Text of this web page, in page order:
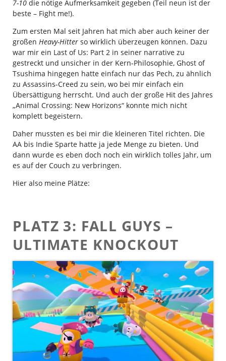
7-10 die nötige Aufmerksamkeit gegeben (Teil neun ist der
beste – Fight me!).
Zum ersten Mal seit Jahren hat mich aber auch keiner der
großen Heavy-Hitter so wirklich überzeugen können. Dazu
war mir ein Last of Us: Part 2 in seiner narrative zu
gestreckt und unsicher in der Kern-Philosophie, Ghost of
Tsushima hingegen hatte einfach nur das Pech, zu ähnlich
zu Assassins-Creed zu sein, wo bei mir einfach ein
Übersättigung herrscht. Und auch der große Hit des Jahres
„Animal Crossing: New Horizons“ konnte mich nicht
komplett begeistern.
Daher mussten es bei mir die kleineren Titel richten. Die
AA bis Indie Sparte hatte ja jede Menge zu bieten. Und
dann wurde es eben doch noch ein wirklich tolles Jahr, um
es auf der Couch zu verbringen.
Hier also meine Plätze:
PLATZ 3: FALL GUYS –
ULTIMATE KNOCKOUT